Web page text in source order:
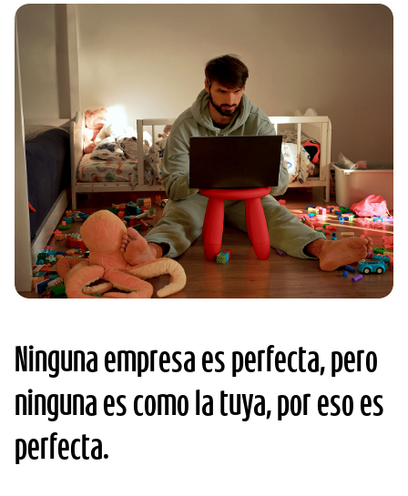
Ninguna empresa es perfecta, pero
ninguna es como la tuya, por eso es
perfecta.